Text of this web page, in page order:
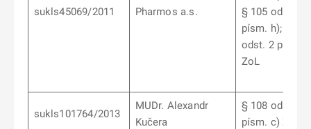
sukls45069/2011 Pharmos a.s.
§ 105 odst. 2
písm. h); § 105
odst. 2 písm.
ZoL
sukls101764/2013
MUDr. Alexandr
Kučera
§ 108 odst. 6
písm. c) ZoL